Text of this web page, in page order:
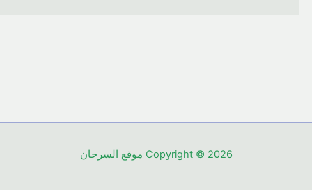
Copyright © 2026 موقع السرحان